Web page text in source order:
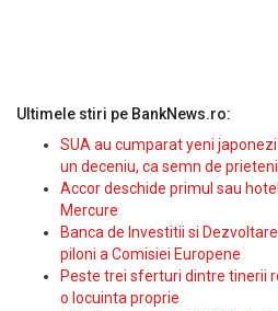
Ultimele stiri pe BankNews.ro:
SUA au cumparat yeni
un deceniu, ca semn de
Accor deschide primul sau
Mercure
Banca de Investitii si
piloni a Comisiei Europene
Peste trei sferturi dintre tinerii
o locuinta proprie